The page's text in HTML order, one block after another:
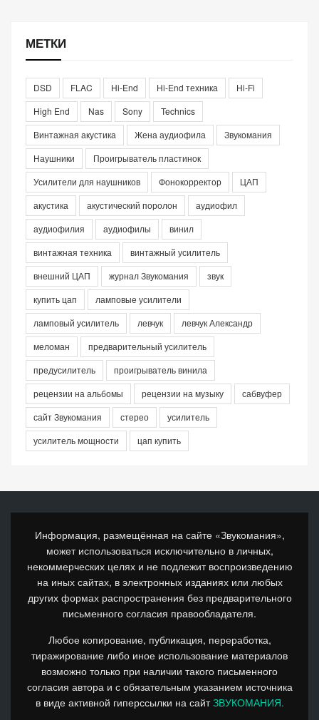
МЕТКИ
DSD FLAC Hi-End Hi-End техника
Hi-Fi
High End
Nas Sony
Technics
Винтажная акустика
Жена аудиофила
Звукомания
Наушники
Проигрыватель пластинок
Усилители для наушников
Фонокорректор
ЦАП
акустика
акустический поролон
аудиофил
аудиофилия
аудиофилы
винил
винтажная техника
винтажный усилитель
внешний ЦАП
журнал Звукомания
звук
купить цап
ламповые усилители
ламповый усилитель
левчук
левчук Александр
меломан
предварительный усилитель
предусилитель
проигрыватель винила
рецензии на альбомы
рецензии на музыку
сабвуфер
сайт Звукомания
стерео
усилитель
усилитель мощности
цап купить
Информация, размещённая на сайте «Звукомания»,
может использоваться исключительно в личных,
некоммерческих целях и не подлежит воспроизведению
на иных сайтах, в электронных изданиях или любых
других формах распространения без предварительного
письменного согласия правообладателя.
Любое копирование, публикация, переработка,
тиражирование либо иное использование материалов
возможно только при наличии такого письменного
согласия автора и с обязательным указанием источника
в виде активной гиперссылки на сайтЗВУКОМАНИЯ.